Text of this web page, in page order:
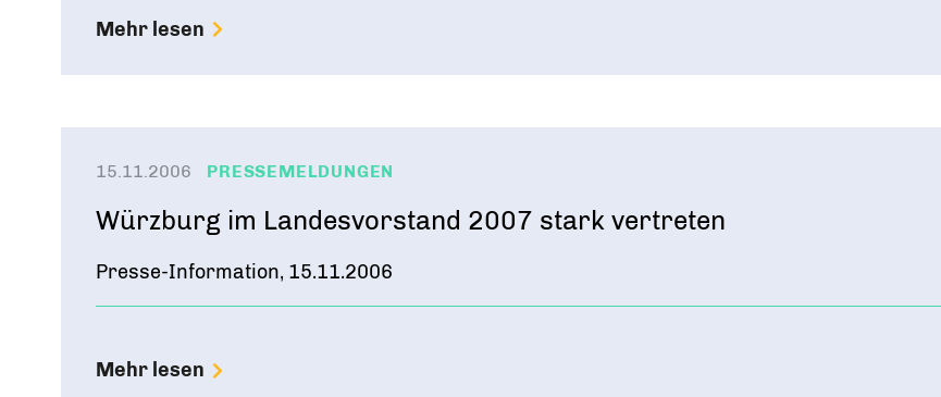
Mehr lesen
15.11.2006 PRESSEMELDUNGEN
Würzburg im Landesvorstand 2007 stark vertreten
Presse-Information, 15.11.2006
Mehr lesen